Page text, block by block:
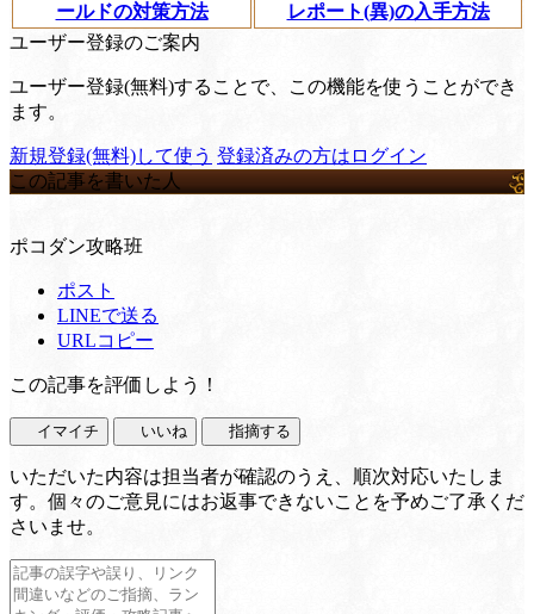
ールドの対策方法
レポート(異)の入手方法
ユーザー登録のご案内
ユーザー登録(無料)することで、この機能を使うことができ
ます。
新規登録(無料)して使う 登録済みの方はログイン
この記事を書いた人
ポコダン攻略班
ポスト
LINEで送る
URLコピー
この記事を評価しよう！
イマイチ いいね 指摘する
いただいた内容は担当者が確認のうえ、順次対応いたしま
す。個々のご意見にはお返事できないことを予めご了承くだ
さいませ。